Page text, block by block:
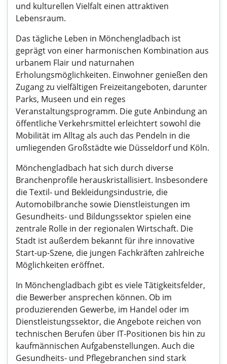
und kulturellen Vielfalt einen attraktiven
Lebensraum.
Das tägliche Leben in Mönchengladbach ist
geprägt von einer harmonischen Kombination aus
urbanem Flair und naturnahen
Erholungsmöglichkeiten. Einwohner genießen den
Zugang zu vielfältigen Freizeitangeboten, darunter
Parks, Museen und ein reges
Veranstaltungsprogramm. Die gute Anbindung an
öffentliche Verkehrsmittel erleichtert sowohl die
Mobilität im Alltag als auch das Pendeln in die
umliegenden Großstädte wie Düsseldorf und Köln.
Mönchengladbach hat sich durch diverse
Branchenprofile herauskristallisiert. Insbesondere
die Textil- und Bekleidungsindustrie, die
Automobilbranche sowie Dienstleistungen im
Gesundheits- und Bildungssektor spielen eine
zentrale Rolle in der regionalen Wirtschaft. Die
Stadt ist außerdem bekannt für ihre innovative
Start-up-Szene, die jungen Fachkräften zahlreiche
Möglichkeiten eröffnet.
In Mönchengladbach gibt es viele Tätigkeitsfelder,
die Bewerber ansprechen können. Ob im
produzierenden Gewerbe, im Handel oder im
Dienstleistungssektor, die Angebote reichen von
technischen Berufen über IT-Positionen bis hin zu
kaufmännischen Aufgabenstellungen. Auch die
Gesundheits- und Pflegebranchen sind stark